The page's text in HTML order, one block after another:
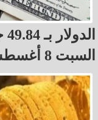
السبت 8 أغسطس 2026